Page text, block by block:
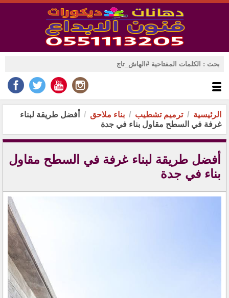
الرئيسية ترميم تشطيب بناء ملاحق
أفضل طريقة لبناء
غرفة في السطح مقاول بناء في جدة
أفضل طريقة لبناء غرفة في السطح مقاول
بناء في جدة